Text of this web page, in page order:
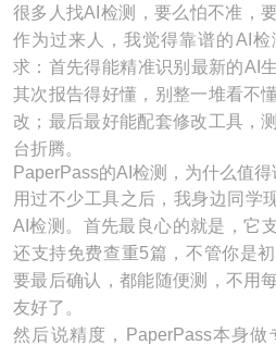
很多人找AI检测，要么怕不准，
作为过来人，我觉得靠谱的AI
求：首先得能精准识别最新的AI
其次报告得好懂，别整一堆看不
改；最后最好能配套修改工具，
台折腾。
PaperPass的AI检测，为什么值得
用过不少工具之后，我身边同学
AI检测。首先最良心的就是，它
还支持免费查重5篇，不管你是
要最后确认，都能随便测，不用
友好了。
然后说精度，PaperPass本身